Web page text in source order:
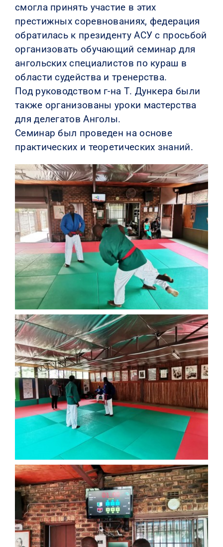
смогла принять участие в этих
престижных соревнованиях, федерация
обратилась к президенту АСУ с просьбой
организовать обучающий семинар для
ангольских специалистов по кураш в
области судейства и тренерства.
Под руководством г-на Т. Дункера были
также организованы уроки мастерства
для делегатов Анголы.
Семинар был проведен на основе
практических и теоретических знаний.